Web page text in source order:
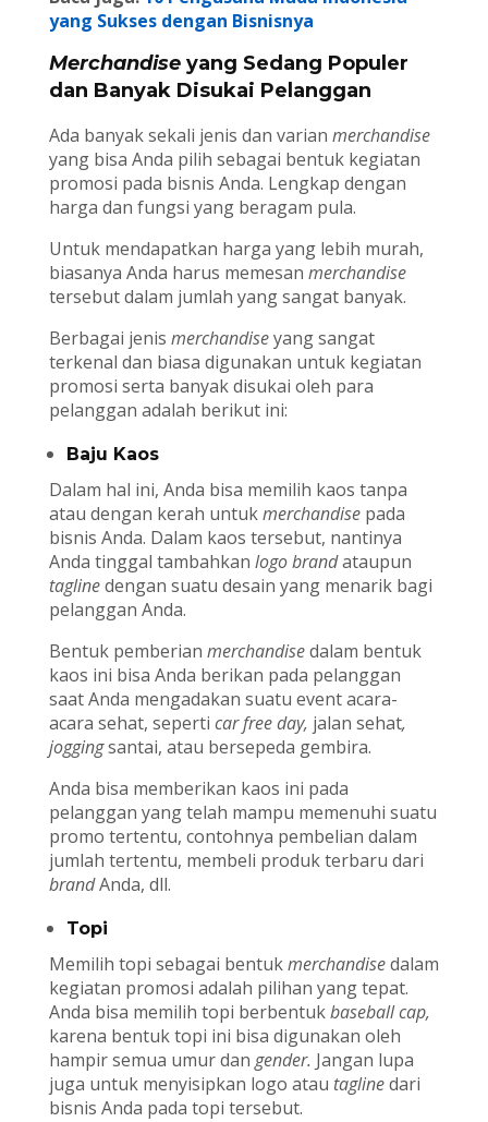
yang Sukses dengan Bisnisnya
Merchandiseyang Sedang Populer
dan Banyak Disukai Pelanggan
Ada banyak sekali jenis dan varian merchandise
yang bisa Anda pilih sebagai bentuk kegiatan
promosi pada bisnis Anda. Lengkap dengan
harga dan fungsi yang beragam pula.
Untuk mendapatkan harga yang lebih murah,
biasanya Anda harus memesan merchandise
tersebut dalam jumlah yang sangat banyak.
Berbagai jenis merchandiseyang sangat
terkenal dan biasa digunakan untuk kegiatan
promosi serta banyak disukai oleh para
pelanggan adalah berikut ini:
Baju Kaos
Dalam hal ini, Anda bisa memilih kaos tanpa
atau dengan kerah untukmerchandisepada
bisnis Anda. Dalam kaos tersebut, nantinya
Anda tinggal tambahkan logobrandataupun
taglinedengan suatu desain yang menarik bagi
pelanggan Anda.
Bentuk pemberian merchandisedalam bentuk
kaos ini bisa Anda berikan pada pelanggan
saat Anda mengadakan suatu event acara-
acara sehat, seperti car free day, jalan sehat,
joggingsantai, atau bersepeda gembira.
Anda bisa memberikan kaos ini pada
pelanggan yang telah mampu memenuhi suatu
promo tertentu, contohnya pembelian dalam
jumlah tertentu, membeli produk terbaru dari
brandAnda, dll.
Topi
Memilih topi sebagai bentukmerchandisedalam
kegiatan promosi adalah pilihan yang tepat.
Anda bisa memilih topi berbentukbaseball cap,
karena bentuk topi ini bisa digunakan oleh
hampir semua umur dangender. Jangan lupa
juga untuk menyisipkan logo atau taglinedari
bisnis Anda pada topi tersebut.